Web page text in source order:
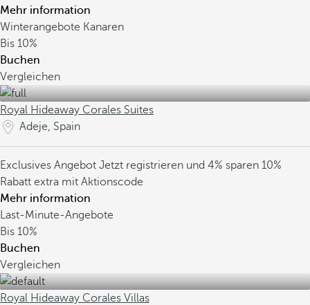
Mehr information
Winterangebote Kanaren
Bis 10%
Buchen
Vergleichen
Royal Hideaway Corales Suites
Adeje, Spain
Exclusives Angebot Jetzt registrieren und 4% sparen 10%
Rabatt extra mit Aktionscode
Mehr information
Last-Minute-Angebote
Bis 10%
Buchen
Vergleichen
Royal Hideaway Corales Villas